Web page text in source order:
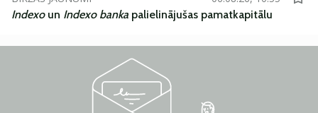
Indexoun Indexo banka palielinājušas pamatkapitālu